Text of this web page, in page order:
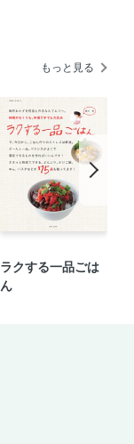
もっと見る
ラクする一品ごは
ん